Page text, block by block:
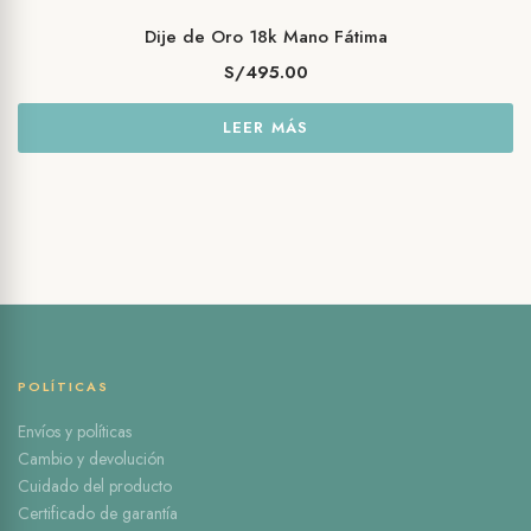
Dije de Oro 18k Mano Fátima
S/495.00
LEER MÁS
POLÍTICAS
Envíos y políticas
Cambio y devolución
Cuidado del producto
Certificado de garantía